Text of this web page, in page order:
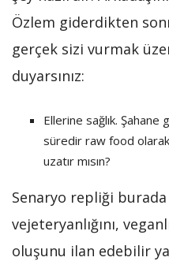
Özlem giderdikten
gerçek sizi vurmak
duyarsınız:
Ellerine sağlık.
süredir raw food olarak
uzatır mısın?
Senaryo repliği
vejeteryanlığını,
oluşunu ilan edebilir ya